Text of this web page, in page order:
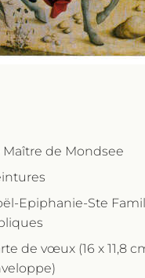
Maître de Mondsee
Epiphanie-Ste
de vœux (16 x 11,8